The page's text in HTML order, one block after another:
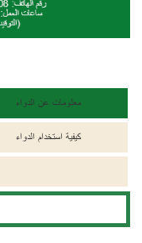
معلومات عن الدواء
كيفية استخدام الدواء